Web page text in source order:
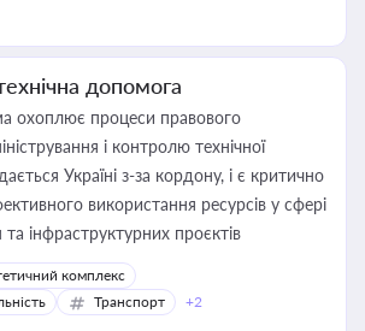
допомога
охоплює процеси правового
і контролю технічної
Україні з-за кордону, і є критично
використання ресурсів у сфері
інфраструктурних проєктів
комплекс
Транспорт +2